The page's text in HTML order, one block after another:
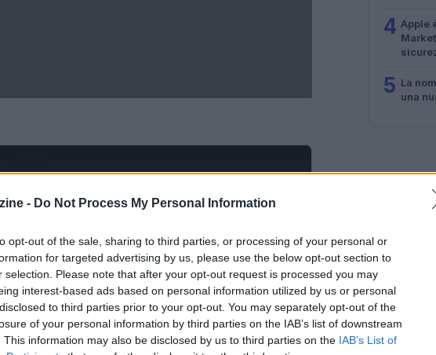
- Do Not Process My Personal Information
opt-out of the sale, sharing to third parties, or processing of your personal or
for targeted advertising by us, please use the below opt-out section to
selection. Please note that after your opt-out request is processed you may
interest-based ads based on personal information utilized by us or personal
to third parties prior to your opt-out. You may separately opt-out of the
of your personal information by third parties on the IAB’s list of downstream
This information may also be disclosed by us to third parties on the IAB’s List of
anni di crescita a ritmi vertiginosi, molte
4 Apple
5 La
una